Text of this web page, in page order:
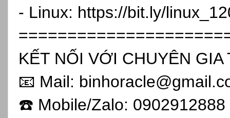
- Linux: https://bit.ly/
KẾT NỐI VỚI CHUYÊN GIA
📧 Mail:
☎️ Mobile/Zalo: 0902912888